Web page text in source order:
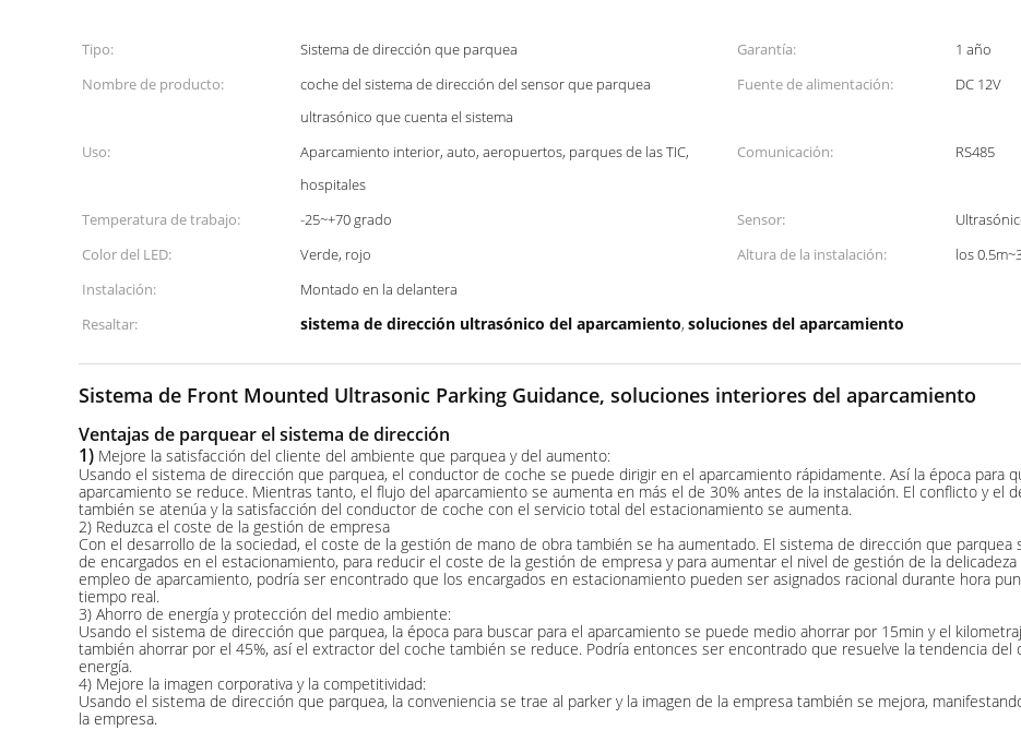
Tipo: Sistema de dirección que parquea Garantía:
1 año
Nombre de producto:
coche del sistema de dirección del sensor que parquea
ultrasónico que cuenta el sistema
Fuente de alimentación: DC 12V
Uso:
Aparcamiento interior, auto, aeropuertos, parques de las TIC,
hospitales
Comunicación: RS485
Temperatura de trabajo: -25~+70 grado Sensor:
Color del LED:
Verde, rojo Altura de la instalación:
los
Instalación:
Montado en la delantera
Resaltar:
sistema de dirección ultrasónico del aparcamiento, soluciones del aparcamiento
Sistema de Front Mounted Ultrasonic Parking Guidance, soluciones interiores del aparcamiento
Ventajas de parquear el sistema de dirección
1) Mejore la satisfacción del cliente del ambiente que parquea y del aumento:
Usando el sistema de dirección que parquea, el conductor de coche se puede dirigir en el aparcamiento rápidamente. Así la época para
aparcamiento se reduce. Mientras tanto, el flujo del aparcamiento se aumenta en más el de 30% antes de la instalación. El conflicto y el
también se atenúa y la satisfacción del conductor de coche con el servicio total del estacionamiento se aumenta.
2) Reduzca el coste de la gestión de empresa
Con el desarrollo de la sociedad, el coste de la gestión de mano de obra también se ha aumentado. El sistema de dirección que
de encargados en el estacionamiento, para reducir el coste de la gestión de empresa y para aumentar el nivel de gestión de la
empleo de aparcamiento, podría ser encontrado que los encargados en estacionamiento pueden ser asignados racional durante hora
tiempo real.
3) Ahorro de energía y protección del medio ambiente:
Usando el sistema de dirección que parquea, la época para buscar para el aparcamiento se puede medio ahorrar por 15min y el
también ahorrar por el 45%, así el extractor del coche también se reduce. Podría entonces ser encontrado que resuelve la tendencia
energía.
4) Mejore la imagen corporativa y la competitividad:
Usando el sistema de dirección que parquea, la conveniencia se trae al parker y la imagen de la empresa también se mejora,
la empresa.